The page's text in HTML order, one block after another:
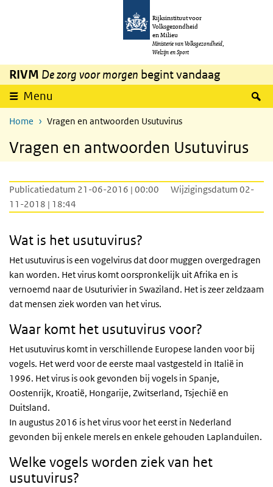
Overslaan en naar de inhoud gaan
Rijksinstituut voor
Volksgezondheid
en Milieu
Ministerie van Volksgezondheid,
Welzijn en Sport
RIVM De zorg voor morgen begint vandaag
Menu
Home Vragen en antwoorden Usutuvirus
Vragen en antwoorden Usutuvirus
Publicatiedatum 21-06-2016 | 00:00
Wijzigingsdatum 02-
11-2018 | 18:44
Wat is het usutuvirus?
Het usutuvirus is een vogelvirus dat door muggen overgedragen
kan worden. Het virus komt oorspronkelijk uit Afrika en is
vernoemd naar de Usuturivier in Swaziland. Het is zeer zeldzaam
dat mensen ziek worden van het virus.
Waar komt het usutuvirus voor?
Het usutuvirus komt in verschillende Europese landen voor bij
vogels. Het werd voor de eerste maal vastgesteld in Italië in
1996. Het virus is ook gevonden bij vogels in Spanje,
Oostenrijk, Kroatië, Hongarije, Zwitserland, Tsjechië en
Duitsland.
In augustus 2016 is het virus voor het eerst in Nederland
gevonden bij enkele merels en enkele gehouden Laplanduilen.
Welke vogels worden ziek van het
usutuvirus?